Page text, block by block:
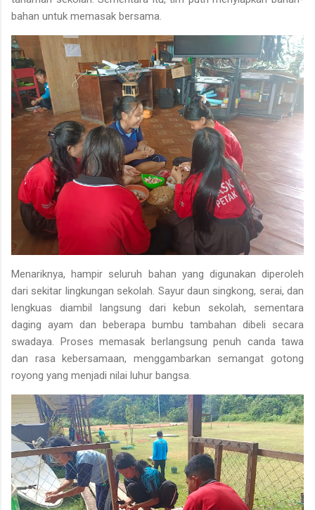
bahan untuk memasak bersama.
Menariknya, hampir seluruh bahan yang digunakan diperoleh
dari sekitar lingkungan sekolah. Sayur daun singkong, serai, dan
lengkuas diambil langsung dari kebun sekolah, sementara
daging ayam dan beberapa bumbu tambahan dibeli secara
swadaya. Proses memasak berlangsung penuh canda tawa
dan rasa kebersamaan, menggambarkan semangat gotong
royong yang menjadi nilai luhur bangsa.